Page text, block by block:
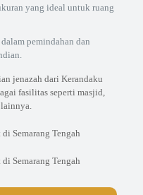
yang ideal untuk ruang
pemindahan dan
jenazah dari Kerandaku
fasilitas seperti masjid,
lainnya.